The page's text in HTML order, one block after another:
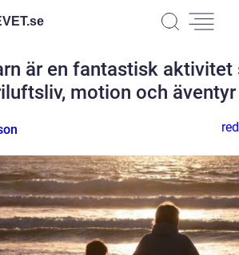
se
är en fantastisk aktivitet
motion och äventyr